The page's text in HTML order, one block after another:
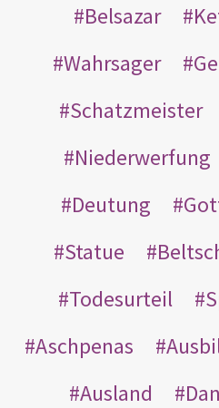
Belsazar
Wahrsager
Schatzmeister
Niederwerfung
Deutung
Statue
Todesurteil
Aschpenas
Ausland